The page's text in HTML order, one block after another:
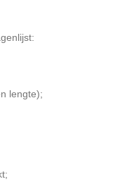
lengte);